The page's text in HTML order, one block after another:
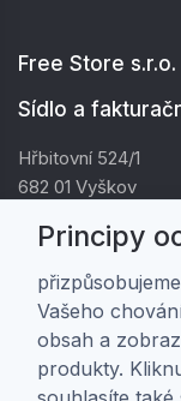
Free Store s.r.o.
Sídlo a
Hřbitovní 524/1
682 01 Vyškov
DIČ: CZ01805878
Zákaznická péče
Doprava a platba
Principy
Vašeho
obsah a
produkty.